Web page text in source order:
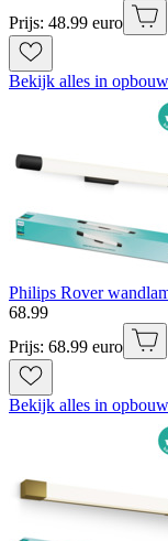
Prijs: 48.99 euro
Bekijk alles in
Philips Rover
68.99
Prijs: 68.99 euro
Bekijk alles in